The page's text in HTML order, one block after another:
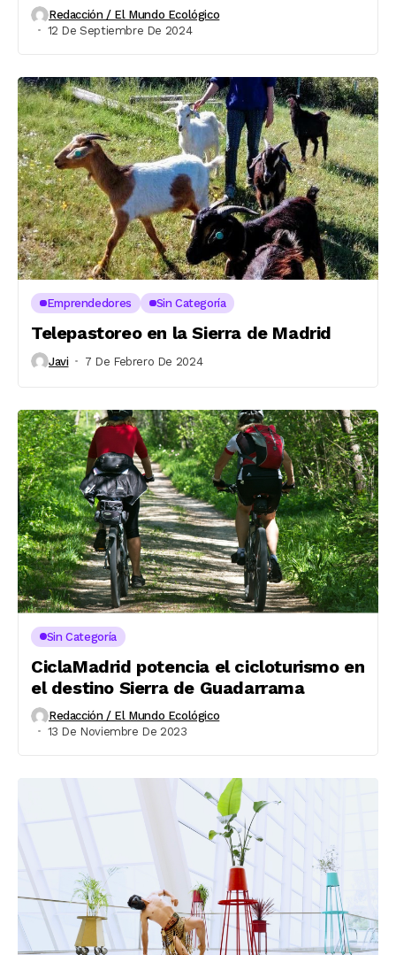
Redacción / El Mundo Ecológico
12 De Septiembre De 2024
Emprendedores Sin Categoría
Telepastoreo en la Sierra de Madrid
Javi 7 De Febrero De 2024
Sin Categoría
CiclaMadrid potencia el cicloturismo en
el destino Sierra de Guadarrama
Redacción / El Mundo Ecológico
13 De Noviembre De 2023